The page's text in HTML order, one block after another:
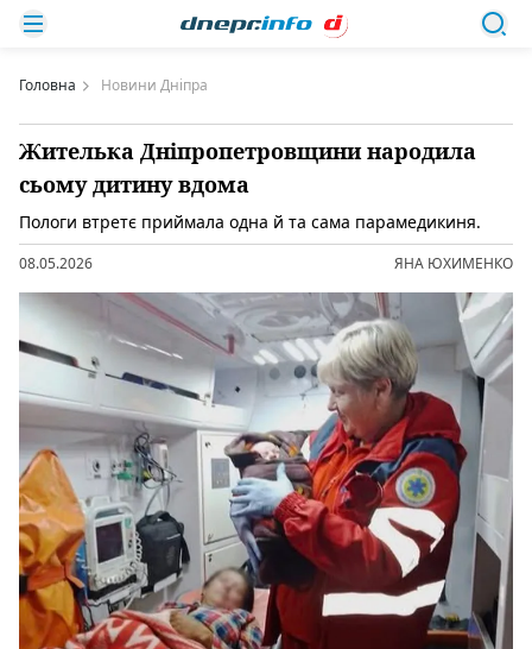
Головна Новини Дніпра
Жителька Дніпропетровщини народила
сьому дитину вдома
Пологи втретє приймала одна й та сама парамедикиня.
08.05.2026 ЯНА ЮХИМЕНКО